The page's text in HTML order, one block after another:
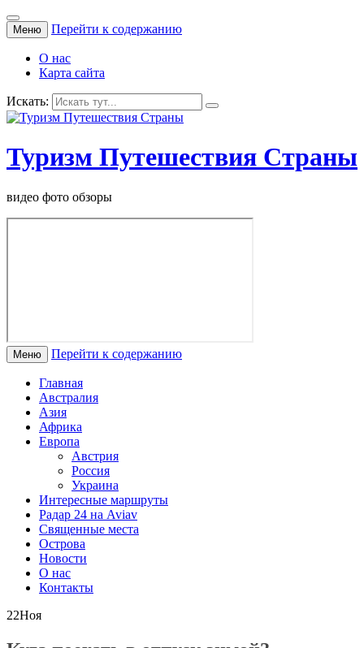
Меню Перейти к содержанию
О нас
Карта сайта
Искать:
Туризм Путешествия Страны
видео фото обзоры
Меню Перейти к содержанию
Главная
Австралия
Азия
Африка
Европа
Австрия
Россия
Украина
Интересные маршруты
Радар 24 на Aviav
Священные места
Острова
Новости
О нас
Контакты
22Ноя